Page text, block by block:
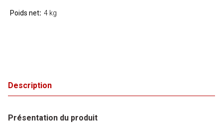
Description
Présentation du produit
Poids net 4 kg